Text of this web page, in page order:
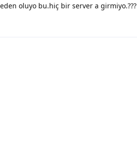
oluyo bu.hiç bir server a girmiyo.???